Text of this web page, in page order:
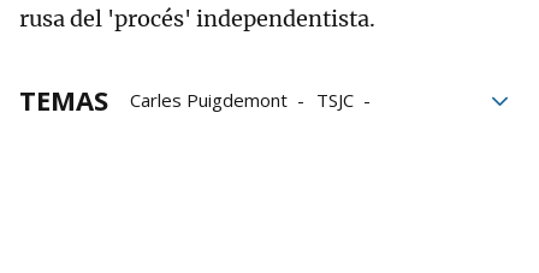
rusa del 'procés' independentista.
TEMAS Carles Puigdemont
TSJC